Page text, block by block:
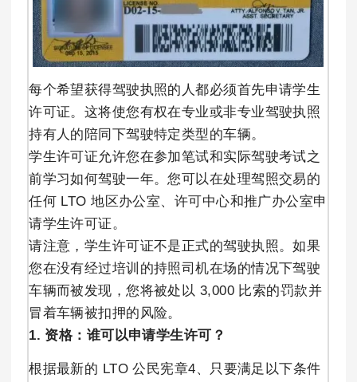
每个希望获得驾驶执照的人都必须首先申请学生
许可证。这将使您有权在专业或非专业驾驶执照
持有人的陪同下驾驶特定类型的车辆。
学生许可证允许您在参加笔试和实际驾驶考试之
前学习如何驾驶一年。您可以在处理驾照交易的
任何 LTO 地区办公室、许可中心和推广办公室申
请学生许可证。
请注意，学生许可证不是正式的驾驶执照。如果
您在没有经过培训的持照司机在场的情况下驾驶
车辆而被发现，您将被处以 3,000 比索的罚款并
冒着车辆被扣押的风险。
1. 资格：谁可以申请学生许可？
根据最新的 LTO 公民宪章4、只要满足以下条件